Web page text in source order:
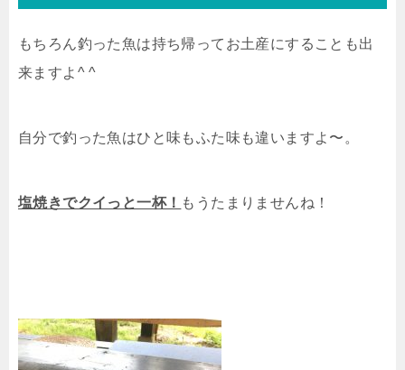
もちろん釣った魚は持ち帰ってお土産にすることも出
来ますよ^ ^
自分で釣った魚はひと味もふた味も違いますよ〜。
塩焼きでクイっと一杯！ もうたまりませんね！